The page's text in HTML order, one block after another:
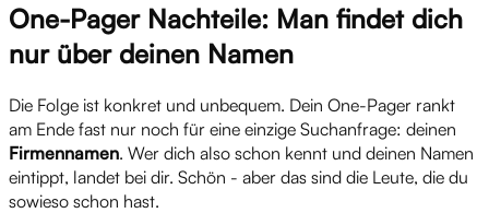
One-Pager Nachteile: Man findet dich
nur über deinen Namen
Die Folge ist konkret und unbequem. Dein One-Pager rankt
am Ende fast nur noch für eine einzige Suchanfrage: deinen
Firmennamen. Wer dich also schon kennt und deinen Namen
eintippt, landet bei dir. Schön - aber das sind die Leute, die du
sowieso schon hast.